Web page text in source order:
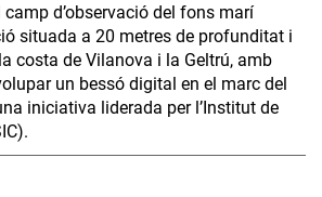
d’observació del fons marí
situada a 20 metres de profunditat i
costa de Vilanova i la Geltrú, amb
un bessó digital en el marc del
iniciativa liderada per l’Institut de